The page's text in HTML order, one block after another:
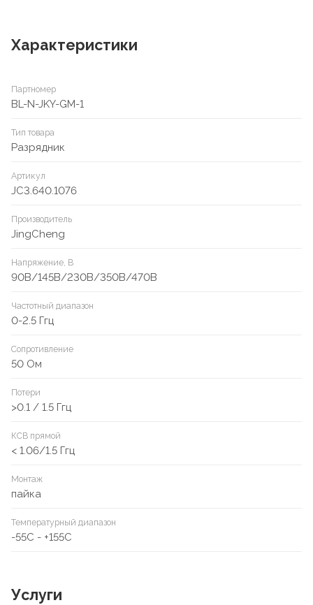
Характеристики
Партномер
BL-N-JKY-GM-1
Тип товара
Разрядник
Артикул
JC3.640.1076
Производитель
JingCheng
Напряжение, В
90В/145В/230В/350В/470В
Частотный диапазон
0-2.5 Ггц
Сопротивление
50 Ом
Потери
>0.1 / 1.5 Ггц
КСВ прямой
< 1.06/1.5 Ггц
Монтаж
пайка
Температурный диапазон
-55C - +155C
Услуги